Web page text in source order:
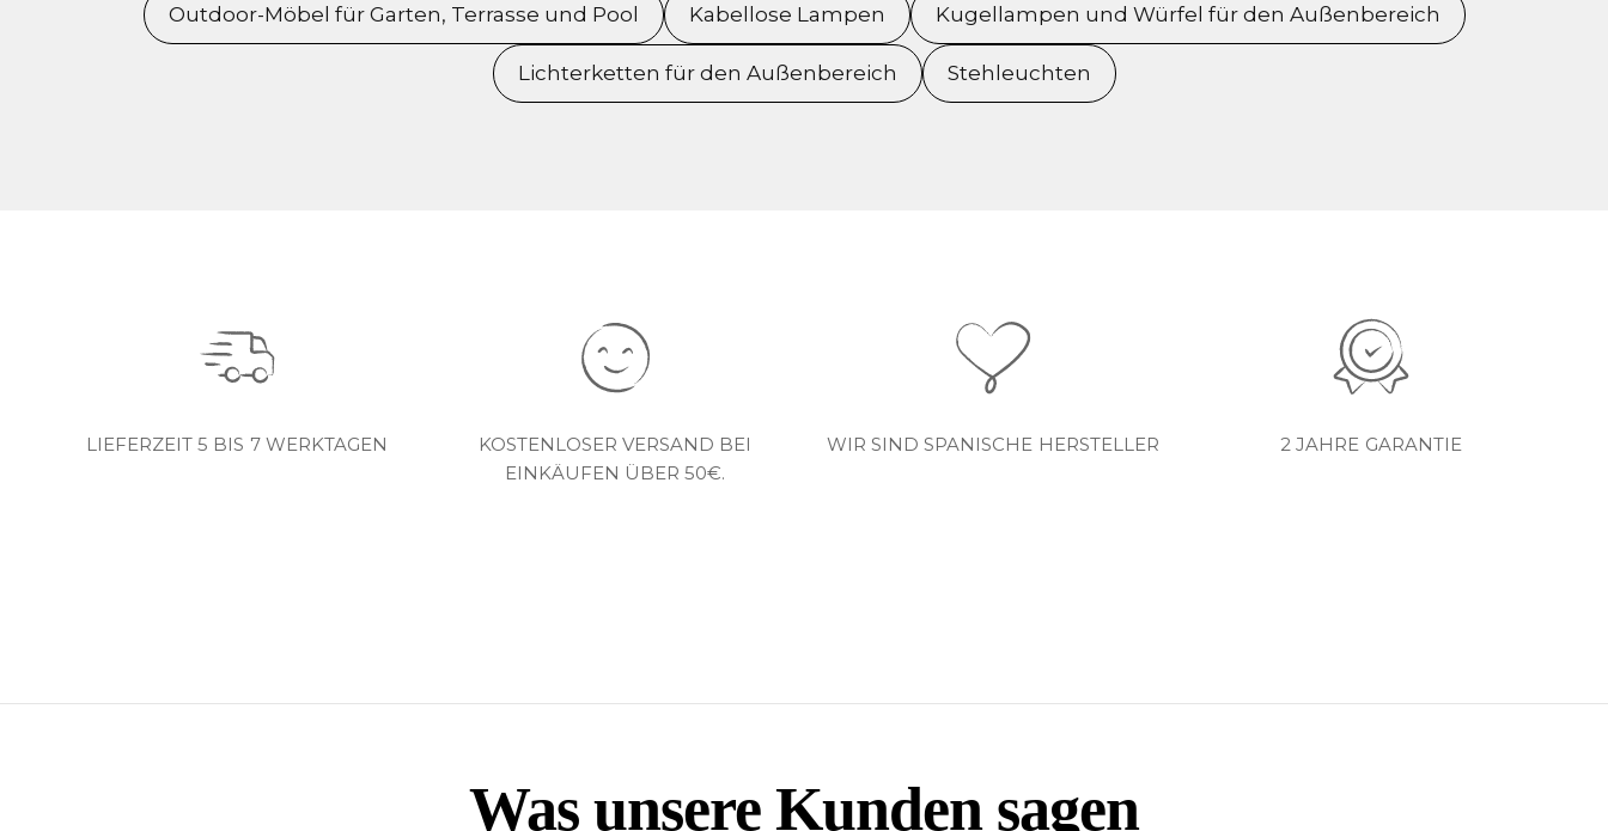
Outdoor-Möbel für Garten, Terrasse und Pool Kabellose Lampen Kugellampen und Würfel für den Außenbereich
Lichterketten für den Außenbereich Stehleuchten
LIEFERZEIT 5 BIS 7 WERKTAGEN
KOSTENLOSER VERSAND BEI
EINKÄUFEN ÜBER 50€.
WIR SIND SPANISCHE HERSTELLER 2 JAHRE GARANTIE
Was unsere Kunden sagen